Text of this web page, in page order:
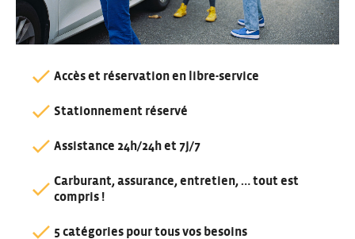
Accès et réservation en libre-service
Stationnement réservé
Assistance 24h/24h et 7j/7
Carburant, assurance, entretien, … tout est
compris !
5 catégories pour tous vos besoins